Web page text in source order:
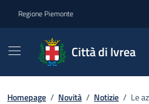
Regione Piemonte
Città di Ivrea
Homepage / Novità / Notizie / Le